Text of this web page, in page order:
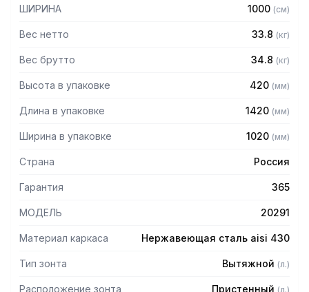
— Бескаркасный
0,8мм
— Поставляется в собранном виде
ШИРИНА 1000 (см)
Вес нетто 33.8 (кг)
Вес брутто 34.8 (кг)
Высота в упаковке 420 (мм)
Длина в упаковке 1420 (мм)
Ширина в упаковке 1020 (мм)
Страна Россия
Гарантия 365
МОДЕЛЬ 20291
Материал каркаса Нержавеющая сталь aisi 430
Тип зонта Вытяжной (л.)
Расположение зонта Пристенный (л.)